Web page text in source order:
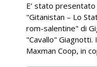
E’ stato
"Gitanistan – Lo
rom-salentine" di
"Cavallo"
Maxman Coop, in